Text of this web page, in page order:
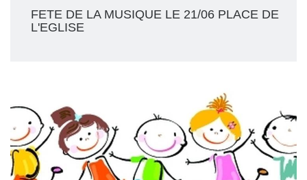
FETE DE LA MUSIQUE LE 21/06 PLACE DE
L'EGLISE